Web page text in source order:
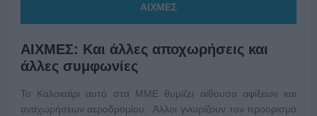
ΑΙΧΜΕΣ
ΑΙΧΜΕΣ: Και άλλες αποχωρήσεις και
άλλες συμφωνίες
Το Καλοκαίρι αυτό στα ΜΜΕ θυμίζει αίθουσα αφίξεων και
αναχωρήσεων αεροδρομίου. Άλλοι γνωρίζουν τον προορισμό